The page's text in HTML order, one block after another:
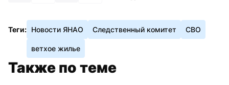
Теги: Новости ЯНАО Следственный комитет СВО
ветхое жилье
Также по теме